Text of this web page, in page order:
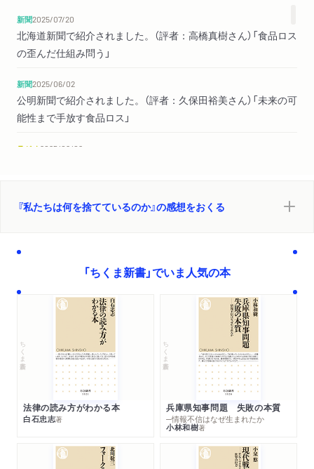
第5章 気候変動とほころんだ食料システム
1 食品ロスは温暖化の主犯格？
2 世界の食品ロスの不都合な真実
3 「食品ロス削減」が気候変動対策に加わったＣＯＰ28
4 世界の食料システムのほころび
5 日本の食料システムのほころび
第6章 食べものを捨てるとき、わたしたちは何を捨てている
2 食品ロス削減のカリスマが説く「三つの3」
3 食べものを捨てるとき、わたしたちは何を捨てているのか
初出一覧
新聞2025/07/20
北海道新聞で紹介されました。（評者：高橋真樹さん）「食品ロス
の歪んだ仕組み問う」
新聞2025/06/02
公明新聞で紹介されました。（評者：久保田裕美さん）「未来の可
能性まで手放す食品ロス」
ラジオ 2025/06/02
新聞2025/05/28
東京新聞で紹介されました。（評者：高橋真樹さん）「無駄
を生む歪んだ仕組み」
「週刊エコノミスト」5月13・20日合併号で紹介されまし
た。
2025/05/01
第三文明（2025年6月号）に著者インタビューが掲載されまし
た。「「令和の米騒動」と食品ロスの現状」
2025/04/17
『私たちは何を捨てているのか』の感想をおくる
「ちくま新書」でいま人気の本
ちくま新書
法律の読み方がわかる本
白石忠志著
ちくま新書
兵庫県知事問題 失敗の本質
─情報不信はなぜ生まれたか
小林和樹著